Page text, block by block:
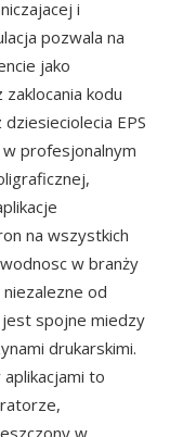
i
pozwala na
jako
kodu
EPS
profesjonalnym
na wszystkich
w branży
od
spojne miedzy
drukarskimi.
to
w